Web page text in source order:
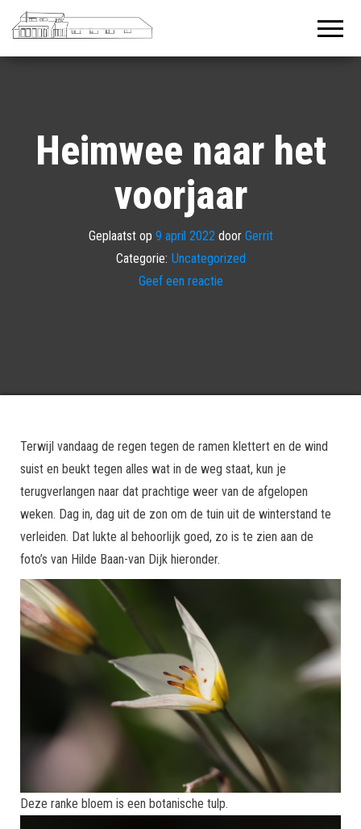
Heimwee naar het
voorjaar
Geplaatst op 9 april 2022 door Gerrit
Categorie: Uncategorized
Geef een reactie
Terwijl vandaag de regen tegen de ramen klettert en de wind
suist en beukt tegen alles wat in de weg staat, kun je
terugverlangen naar dat prachtige weer van de afgelopen
weken. Dag in, dag uit de zon om de tuin uit de winterstand te
verleiden. Dat lukte al behoorlijk goed, zo is te zien aan de
foto’s van Hilde Baan-van Dijk hieronder.
Deze ranke bloem is een botanische tulp.